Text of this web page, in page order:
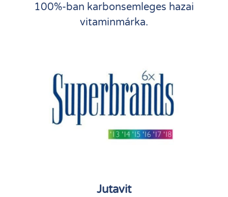
100%-ban karbonsemleges hazai
vitaminmárka.
Jutavit